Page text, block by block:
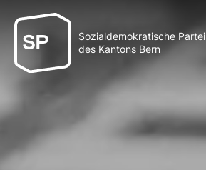
Sozialdemokratische Partei
des Kantons Bern